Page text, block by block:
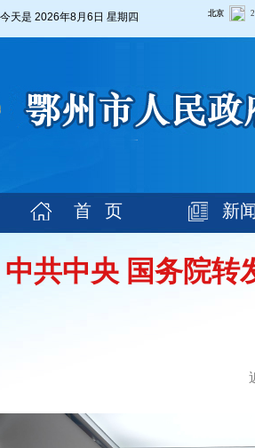
今天是 2026年8月6日 星期四
首 页 新
中共中央 国务院转
近日